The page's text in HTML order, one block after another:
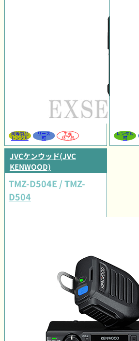
同等製品
レンタル
リース
可
生産
終了品
レンタル
可
JVCケンウッド(JVC
KENWOOD)
TMZ-D504E / TMZ-
D504